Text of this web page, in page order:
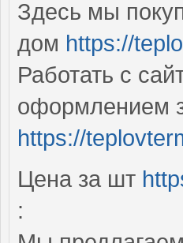
Здесь мы
дом https://
Работать с
оформлением
https://
Цена за шт
: